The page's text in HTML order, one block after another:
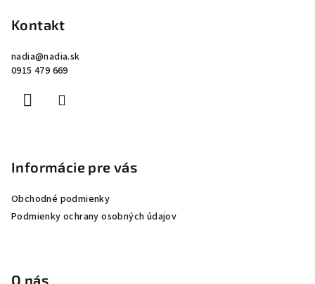
Kontakt
nadia@nadia.sk
0915 479 669
Informácie pre vás
Obchodné podmienky
Podmienky ochrany osobných údajov
O nás